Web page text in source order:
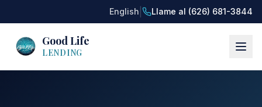
English Llame al (626) 681-3844
Good Life
LENDING